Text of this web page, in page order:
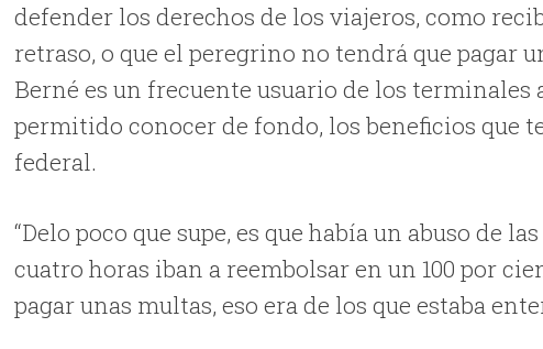
defender los derechos de los viajeros, como
retraso, o que el peregrino no tendrá que pagar
Berné es un frecuente usuario de los terminales
permitido conocer de fondo, los beneficios que
federal.
“Delo poco que supe, es que había un abuso de
cuatro horas iban a reembolsar en un 100 por
pagar unas multas, eso era de los que estaba